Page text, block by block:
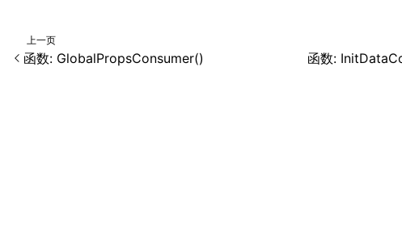
上一页
函数: GlobalPropsConsumer() 函数: